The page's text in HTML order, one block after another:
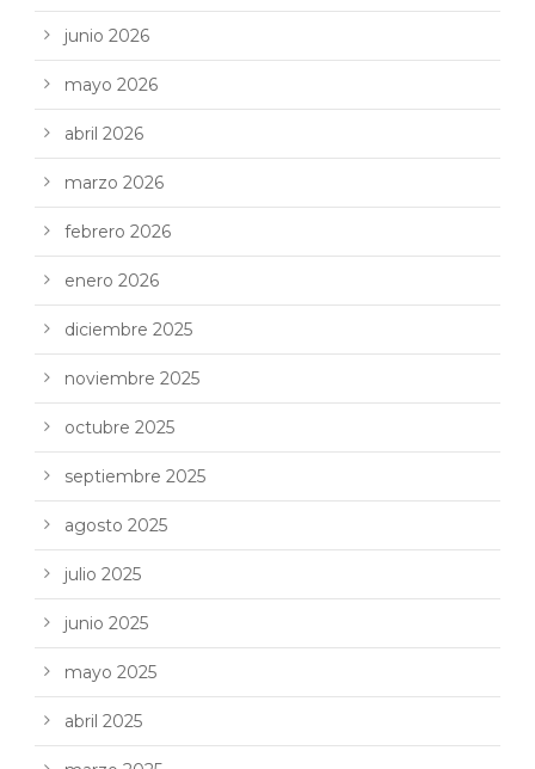
junio 2026
mayo 2026
abril 2026
marzo 2026
febrero 2026
enero 2026
diciembre 2025
noviembre 2025
octubre 2025
septiembre 2025
agosto 2025
julio 2025
junio 2025
mayo 2025
abril 2025